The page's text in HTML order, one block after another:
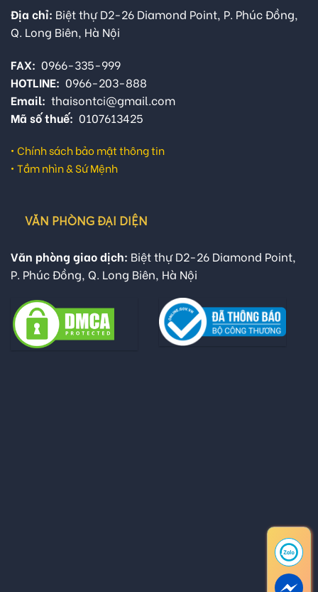
Địa chỉ: Biệt thự D2-26 Diamond Point, P. Phúc Đồng,
Q. Long Biên, Hà Nội
FAX: 0966-335-999
HOTLINE: 0966-203-888
Email: thaisontci@gmail.com
Mã số thuế: 0107613425
• Chính sách bảo mật thông tin
• Tầm nhìn & Sứ Mệnh
VĂN PHÒNG ĐẠI DIỆN
Văn phòng giao dịch: Biệt thự D2-26 Diamond Point,
P. Phúc Đồng, Q. Long Biên, Hà Nội